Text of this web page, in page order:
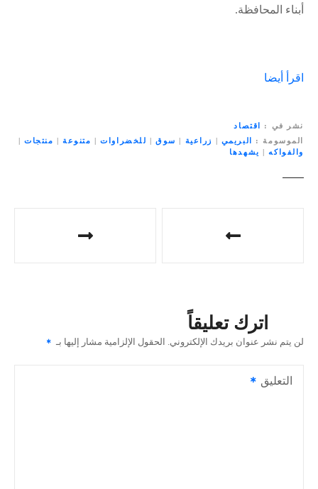
أبناء المحافظة.
اقرأ أيضا
نشر في
اقتصاد
الموسومة
البريمي | زراعية | سوق| للخضراوات| متنوعة| منتجات|
والفواكه| يشهدها
ا
م
اترك تعليقاً
لن يتم نشر عنوان بريدك الإلكتروني. الحقول الإلزامية مشار إليها بـ
التعليق